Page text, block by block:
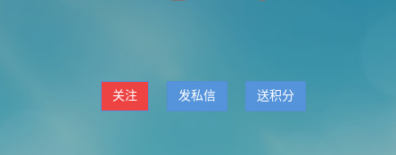
关注 发私信 送积分